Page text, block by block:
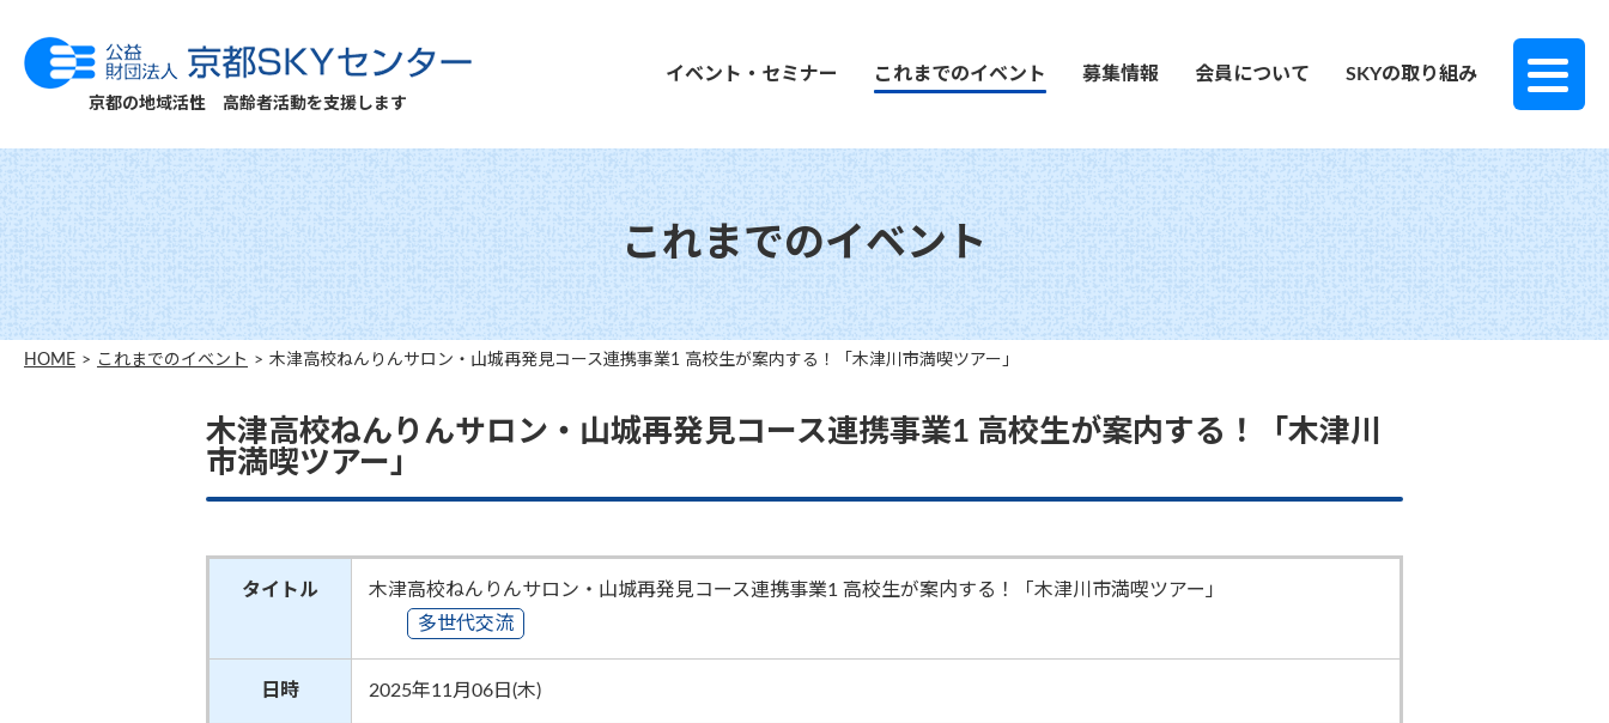
京都の地域活性 高齢者活動を支援します
イベント・セミナー これまでのイベント 募集情報 会員について SKYの取り組み
これまでのイベント
HOME これまでのイベント 木津高校ねんりんサロン・山城再発見コース連携事業1 高校生が案内する！「木津川市満喫ツアー」
木津高校ねんりんサロン・山城再発見コース連携事業1 高校生が案内する！「木津川
市満喫ツアー」
タイトル
木津高校ねんりんサロン・山城再発見コース連携事業1 高校生が案内する！「木津川市満喫ツアー」
多世代交流
日時 2025年11月06日(木)